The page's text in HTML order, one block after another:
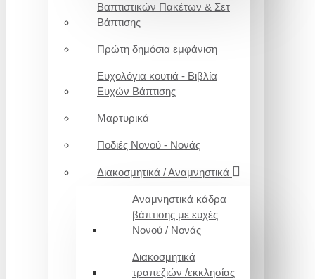
Βαπτιστικών Πακέτων & Σετ
Βάπτισης
Πρώτη δημόσια εμφάνιση
Ευχολόγια κουτιά - Βιβλία
Ευχών Βάπτισης
Μαρτυρικά
Ποδιές Νονού - Νονάς
Διακοσμητικά / Αναμνηστικά
Αναμνηστικά κάδρα
βάπτισης με ευχές
Νονού / Νονάς
Διακοσμητικά
τραπεζιών /εκκλησίας